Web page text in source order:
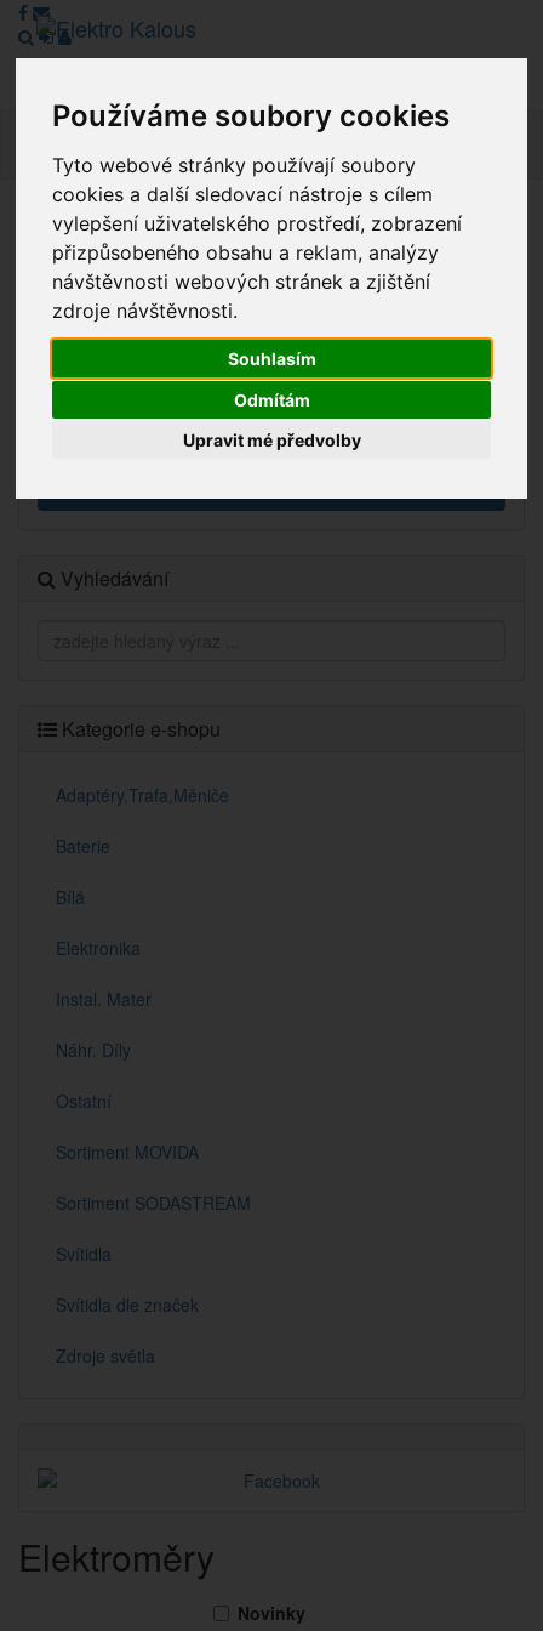
Používáme soubory cookies
Tyto webové stránky používají soubory
cookies a další sledovací nástroje s cílem
vylepšení uživatelského prostředí, zobrazení
přizpůsobeného obsahu a reklam, analýzy
návštěvnosti webových stránek a zjištění
zdroje návštěvnosti.
Souhlasím
Odmítám
Upravit mé předvolby
Vážení zákazníci, v tuto chvíli je Náš internetový obchod v
režimu Katalogu. Objednávky on-line nyní nelze vyřídit.
Děkujeme za pochopení.
Výprodej
Vyhledávání
Kategorie e-shopu
Adaptéry,Trafa,Měniče
Baterie
Bílá
Elektronika
Instal. Mater
Náhr. Díly
Ostatní
Sortiment MOVIDA
Sortiment SODASTREAM
Svítidla
Svítidla dle značek
Zdroje světla
Elektroměry
Novinky